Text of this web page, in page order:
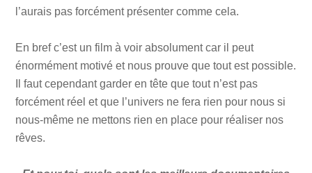
l’aurais pas forcément présenter comme cela.
En bref c’est un film à voir absolument car il peut
énormément motivé et nous prouve que tout est possible.
Il faut cependant garder en tête que tout n’est pas
forcément réel et que l’univers ne fera rien pour nous si
nous-même ne mettons rien en place pour réaliser nos
rêves.